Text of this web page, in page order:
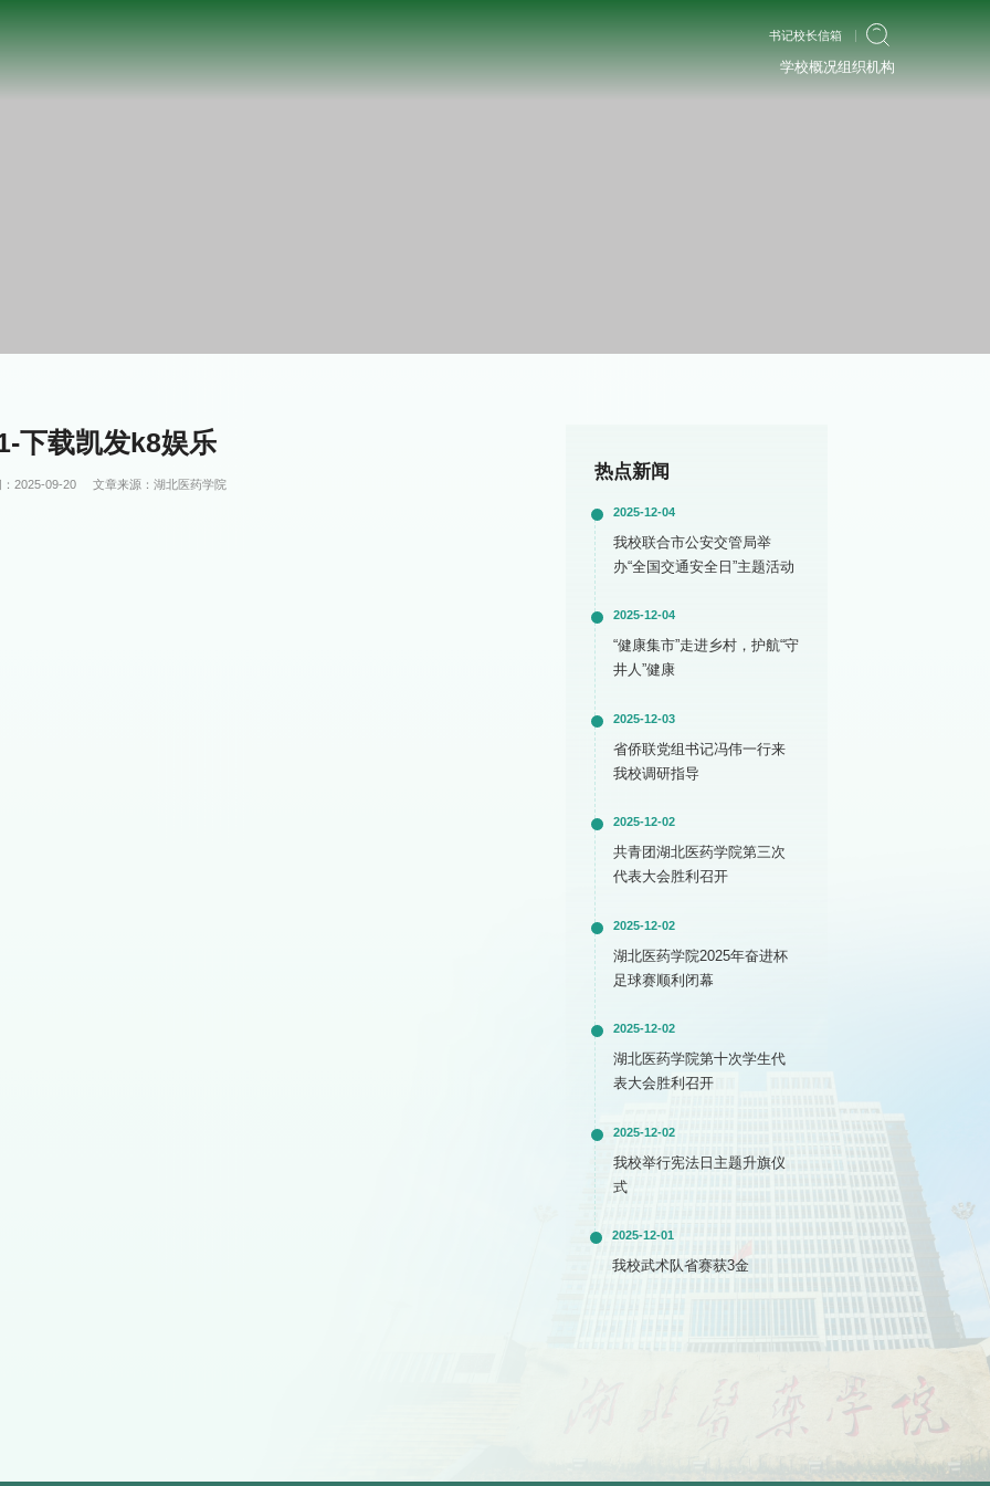
书记校长信箱
学校概况组织机构
下载凯发k8娱乐
2025-09-20 文章来源：湖北医药学院
热点新闻
2025-12-04
我校联合市公安交管局举
办“全国交通安全日”主题活动
2025-12-04
“健康集市”走进乡村，护航“守
井人”健康
2025-12-03
省侨联党组书记冯伟一行来
我校调研指导
2025-12-02
共青团湖北医药学院第三次
代表大会胜利召开
2025-12-02
湖北医药学院2025年奋进杯
足球赛顺利闭幕
2025-12-02
湖北医药学院第十次学生代
表大会胜利召开
2025-12-02
我校举行宪法日主题升旗仪
式
2025-12-01
我校武术队省赛获3金